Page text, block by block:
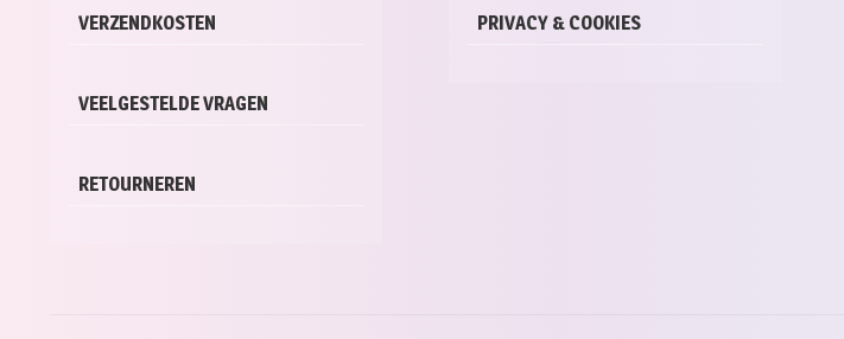
VERZENDKOSTEN
VEELGESTELDE VRAGEN
RETOURNEREN
PRIVACY & COOKIES